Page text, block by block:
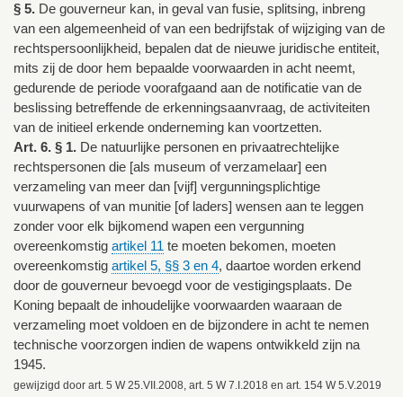
§ 5. De gouverneur kan, in geval van fusie, splitsing, inbreng
van een algemeenheid of van een bedrijfstak of wijziging van de
rechtspersoonlijkheid, bepalen dat de nieuwe juridische entiteit,
mits zij de door hem bepaalde voorwaarden in acht neemt,
gedurende de periode voorafgaand aan de notificatie van de
beslissing betreffende de erkenningsaanvraag, de activiteiten
van de initieel erkende onderneming kan voortzetten.
Art. 6. § 1. De natuurlijke personen en privaatrechtelijke
rechtspersonen die [als museum of verzamelaar] een
verzameling van meer dan [vijf] vergunningsplichtige
vuurwapens of van munitie [of laders] wensen aan te leggen
zonder voor elk bijkomend wapen een vergunning
overeenkomstig artikel 11 te moeten bekomen, moeten
overeenkomstig artikel 5, §§ 3 en 4, daartoe worden erkend
door de gouverneur bevoegd voor de vestigingsplaats. De
Koning bepaalt de inhoudelijke voorwaarden waaraan de
verzameling moet voldoen en de bijzondere in acht te nemen
technische voorzorgen indien de wapens ontwikkeld zijn na
1945.
gewijzigd door art. 5 W 25.VII.2008, art. 5 W 7.I.2018 en art. 154 W 5.V.2019